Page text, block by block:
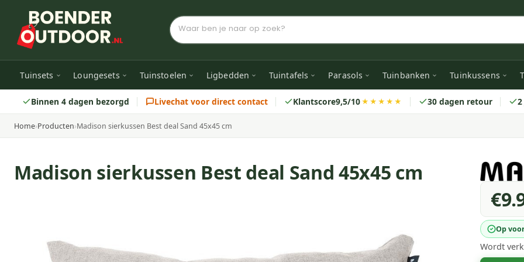
Tuinsets Loungesets Tuinstoelen Ligbedden Tuintafels Parasols Tuinbanken Tuinkussens
Binnen 4 dagen bezorgd Livechat voor direct contact Klantscore9,5/10★★★★★ 30 dagen retour
Home›Producten›Madison sierkussen Best deal Sand 45x45 cm
Madison sierkussen Best deal Sand 45x45 cm
Op
Wordt